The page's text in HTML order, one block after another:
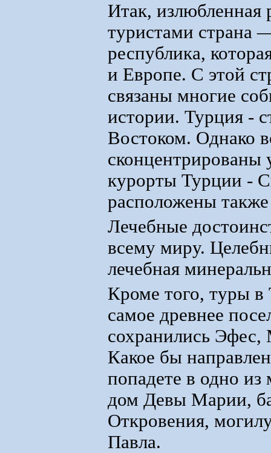
Итак, излюбленная
туристами страна
республика,
и Европе. С этой
связаны многие
истории. Турция -
Востоком. Однако
курорты Турции -
расположены также
Лечебные
всему миру.
лечебная
Кроме того, туры
самое древнее
сохранились Эфес,
Какое бы
попадете в одно
дом Девы Марии,
Откровения,
Павла.